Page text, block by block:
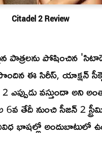
Citadel 2 Review
పాత్రలను పోషించిన
ఈ సిరీస్, యాక్షన్
వస్తుందా అని
తేదీ నుంచి సీజన్ 2
భాషల్లో అందుబాటులో